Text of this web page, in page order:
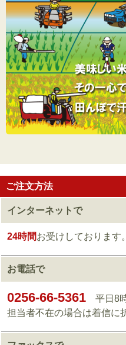
ご注文方法
インターネットで
24時間お受けしております。
お電話で
0256-66-5361 平日8
担当者不在の場合は着信に